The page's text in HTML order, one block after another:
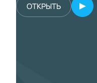
ОТКРЫТЬ